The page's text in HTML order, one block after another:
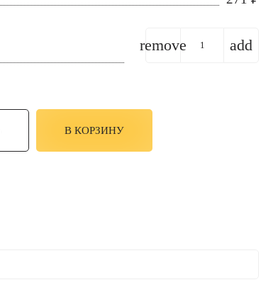
remove add
В КОРЗИНУ